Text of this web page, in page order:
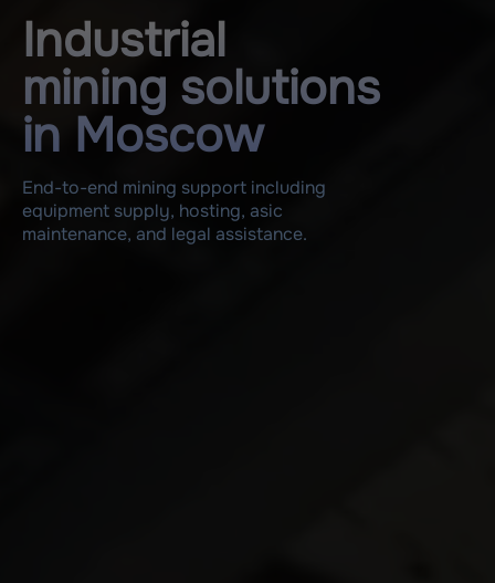
Industrial
mining solutions
in Moscow
End-to-end mining support including
equipment supply, hosting, asic
maintenance, and legal assistance.